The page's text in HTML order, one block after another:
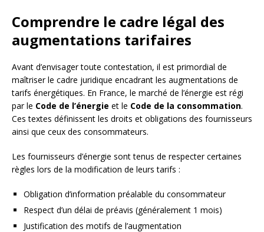
Comprendre le cadre légal des
augmentations tarifaires
Avant d’envisager toute contestation, il est primordial de
maîtriser le cadre juridique encadrant les augmentations de
tarifs énergétiques. En France, le marché de l’énergie est régi
par le Code de l’énergie et le Code de la consommation.
Ces textes définissent les droits et obligations des fournisseurs
ainsi que ceux des consommateurs.
Les fournisseurs d’énergie sont tenus de respecter certaines
règles lors de la modification de leurs tarifs :
Obligation d’information préalable du consommateur
Respect d’un délai de préavis (généralement 1 mois)
Justification des motifs de l’augmentation